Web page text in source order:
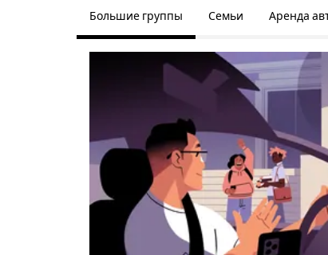
Большие группы Семьи Аренда